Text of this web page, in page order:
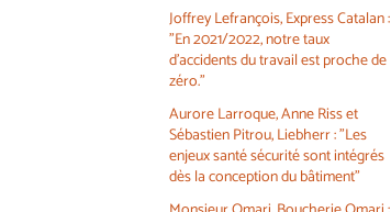
Joffrey Lefrançois, Express Catalan :
"En 2021/2022, notre taux
d'accidents du travail est proche de
zéro."
Aurore Larroque, Anne Riss et
Sébastien Pitrou, Liebherr : "Les
enjeux santé sécurité sont intégrés
dès la conception du bâtiment"